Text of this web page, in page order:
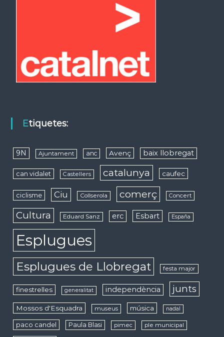
Etiquetes:
9N Ajuntament anc Avenç baix llobregat
can vidalet Castellers catalunya caufec
ciclisme Ciu Collserola comerç Concert
Cultura Eduard Sanz erc Esbart España
Esplugues
Esplugues de Llobregat festa major
finestrelles generalitat independència junts
Mossos d'Esquadra museus música nadal
paco candel Paula Blasi pimec ple municipal